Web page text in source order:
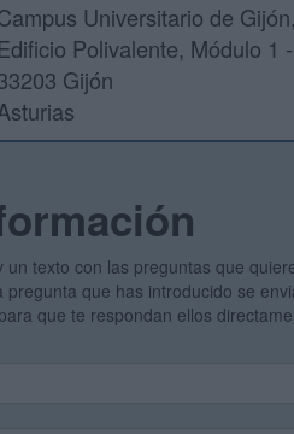
Universitario de
Edificio Polivalente, Módulo 1
Gijón
texto con las preguntas que
que has introducido se
que te respondan ellos